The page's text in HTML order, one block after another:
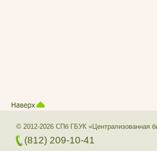
© 2012-2026 СПб ГБУК «Централизованная
(812) 209-10-41